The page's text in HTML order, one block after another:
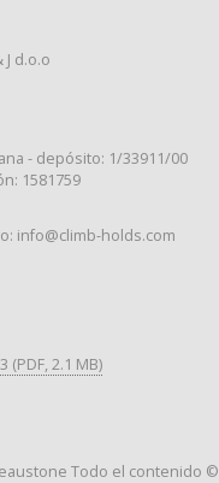
d.o.o
- depósito: 1/33911/00
1581759
info@climb-holds.com
(PDF, 2.1 MB)
Todo el contenido ©